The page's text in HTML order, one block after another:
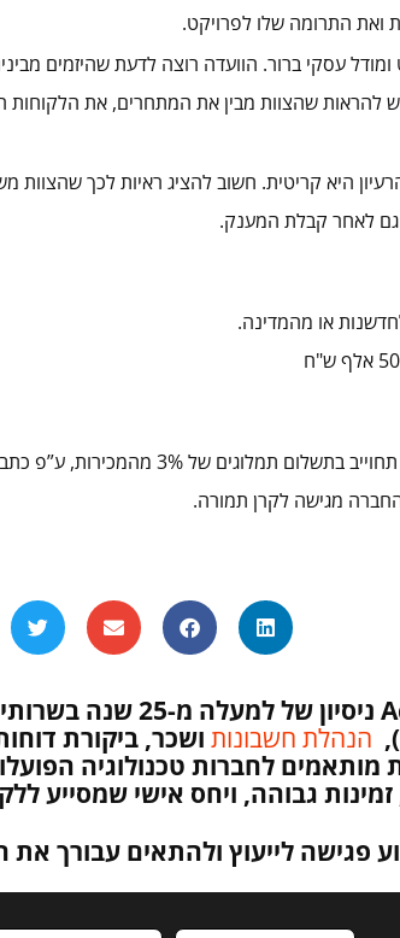
ואת התרומה שלו לפרויקט.
עסקי ברור. הוועדה רוצה לדעת שהיזמים
להראות שהצוות מבין את המתחרים, את הלקוחות
היא קריטית. חשוב להציג ראיות לכך שהצוות
גם לאחר קבלת המענק.
או מהמדינה.
במידה והחברה תייצר הכנסות ממכירת המוצר המפותח היא
מגישה לקרן תמורה.
ניסיוןשל למעלה מ-25 שנה בשרותים פיננסים לחברות טכנולוגיה וסטארטאפים.
הנהלת חשבונות ושכר, ביקורת
לחברות טכנולוגיה
גבוהה, ויחס אישי שמסייע
פגישה לייעוץ ולהתאים עבורך